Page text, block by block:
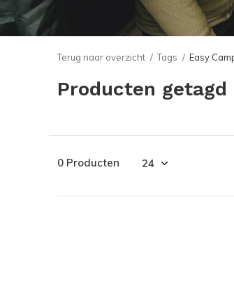
Terug naar overzicht Tags Easy
Producten
0 Producten